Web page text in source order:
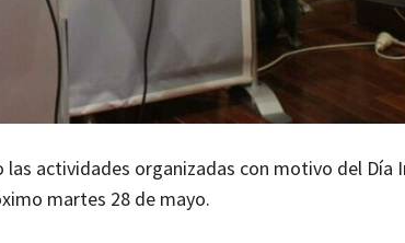
actividades organizadas con motivo del Día
martes 28 de mayo.